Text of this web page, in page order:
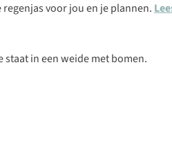
voor jou en je plannen.